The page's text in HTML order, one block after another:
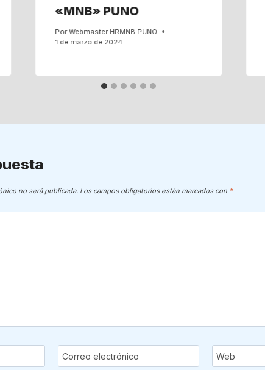
«MNB» PUNO
Por Webmaster HRMNB PUNO
1 de marzo de 2024
no será publicada. Los campos obligatorios están marcados con *
Correo electrónico Web